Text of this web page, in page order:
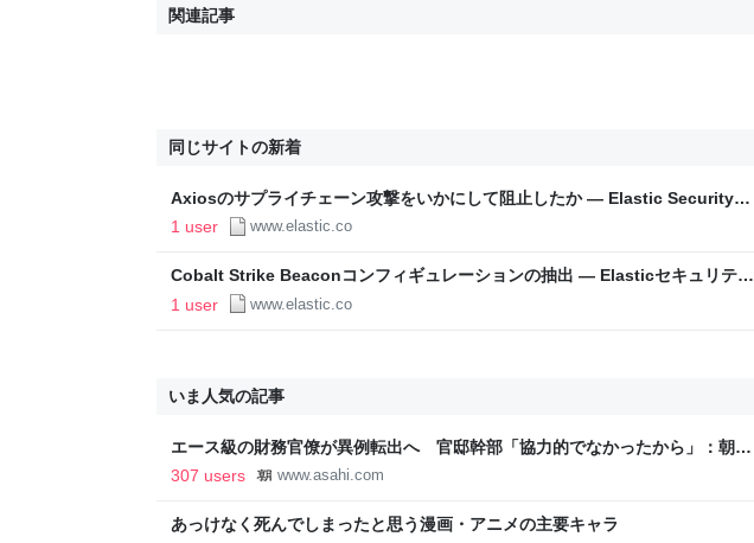
関連記事
同じサイトの新着
Axiosのサプライチェーン攻撃をいかにして阻止したか ― Elastic Security
Labs
1 user www.elastic.co
Cobalt Strike Beaconコンフィギュレーションの抽出 — Elasticセキュリティ
ラボ
1 user www.elastic.co
いま人気の記事
エース級の財務官僚が異例転出へ 官邸幹部「協力的でなかったから」：朝日
新聞
307 users www.asahi.com
あっけなく死んでしまったと思う漫画・アニメの主要キャラ